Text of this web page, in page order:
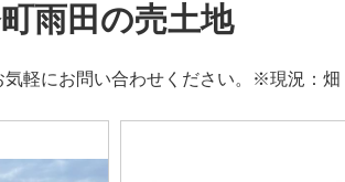
雨田の売土地
気軽にお問い合わせください。※現況：畑